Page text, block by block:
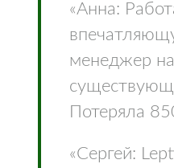
«Анна:
менеджер
Потеряла
«Сергей: